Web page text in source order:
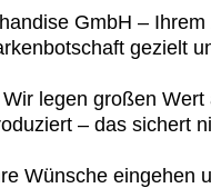
GmbH –
gezielt
legen großen
– das sichert
Wünsche eingehen